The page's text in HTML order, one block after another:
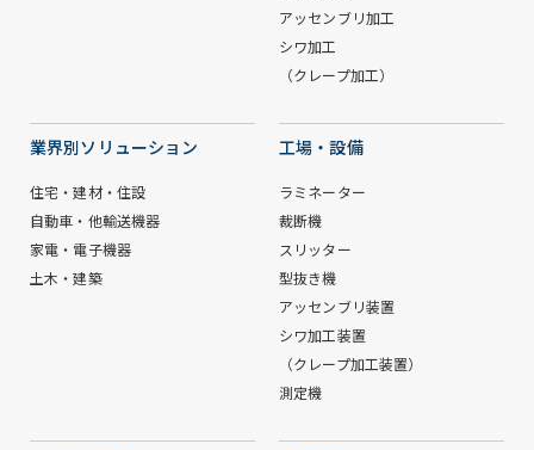
アッセンブリ加工
シワ加工
（クレープ加工）
業界別ソリューション
住宅・建材・住設
自動車・他輸送機器
家電・電子機器
土木・建築
工場・設備
ラミネーター
裁断機
スリッター
型抜き機
アッセンブリ装置
シワ加工装置
（クレープ加工装置）
測定機